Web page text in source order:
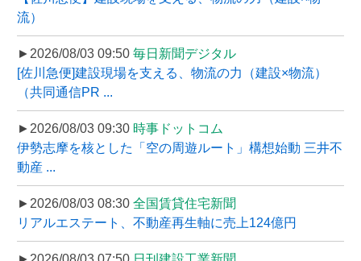
流）
►2026/08/03 09:50 毎日新聞デジタル
[佐川急便]建設現場を支える、物流の力（建設×物流）
（共同通信PR ...
►2026/08/03 09:30 時事ドットコム
伊勢志摩を核とした「空の周遊ルート」構想始動 三井不
動産 ...
►2026/08/03 08:30 全国賃貸住宅新聞
リアルエステート、不動産再生軸に売上124億円